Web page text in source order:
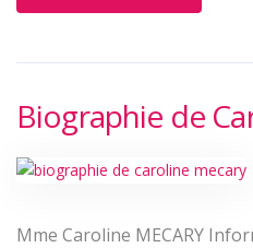
Biographie de
Mme Caroline MECARY